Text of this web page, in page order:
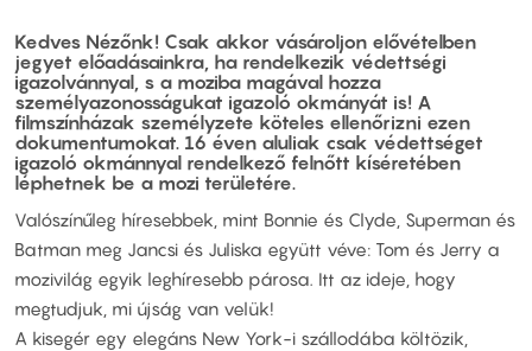
Kedves Nézőnk! Csak akkor vásároljon elővételben
jegyet előadásainkra, ha rendelkezik védettségi
igazolvánnyal, s a moziba magával hozza
személyazonosságukat igazoló okmányát is! A
filmszínházak személyzete köteles ellenőrizni ezen
dokumentumokat. 16 éven aluliak csak védettséget
igazoló okmánnyal rendelkező felnőtt kíséretében
léphetnek be a mozi területére.
Valószínűleg híresebbek, mint Bonnie és Clyde, Superman és
Batman meg Jancsi és Juliska együtt véve: Tom és Jerry a
mozivilág egyik leghíresebb párosa. Itt az ideje, hogy
megtudjuk, mi újság van velük!
A kisegér egy elegáns New York-i szállodába költözik,